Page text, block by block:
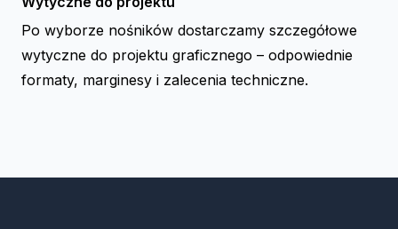
Po wyborze nośników dostarczamy szczegółowe
wytyczne do projektu graficznego – odpowiednie
formaty, marginesy i zalecenia techniczne.